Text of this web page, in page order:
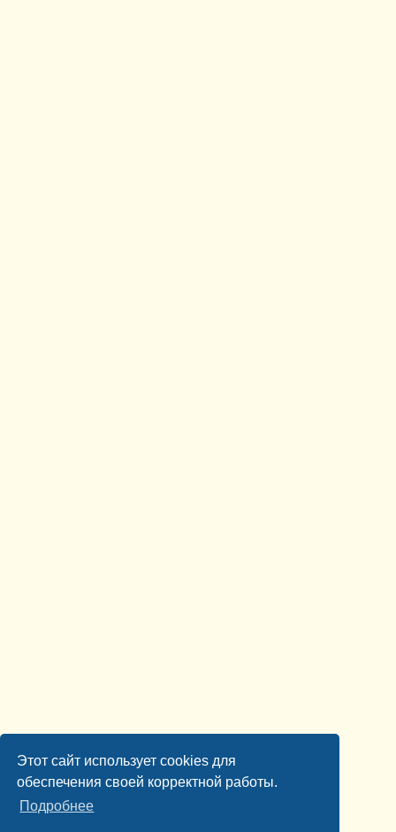
Этот сайт использует cookies для
обеспечения своей корректной работы.
Подробнее